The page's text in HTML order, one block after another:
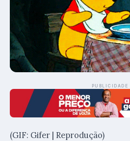
PUBLICIDADE
(GIF: Gifer | Reprodução)